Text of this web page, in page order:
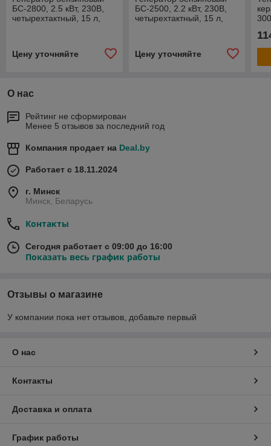
БС-2800, 2.5 кВт, 230В,
четырехтактный, 15 л,
Цену уточняйте
БС-2500, 2.2 кВт, 230В,
четырехтактный, 15 л,
Цену уточняйте
О нас
Рейтинг не сформирован
Менее 5 отзывов за последний год
Компания продает на Deal.by
Работает с 18.11.2024
г. Минск
Минск, Беларусь
Контакты
Сегодня работает с 09:00 до 16:00
Показать весь график работы
Отзывы о магазине
У компании пока нет отзывов, добавьте первый
О нас
Контакты
Доставка и оплата
График работы